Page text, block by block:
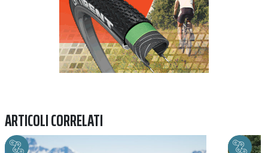
ARTICOLI CORRELATI